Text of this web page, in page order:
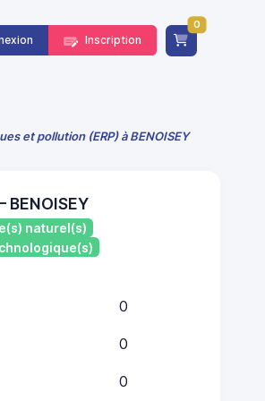
Inscription
0
et pollution (ERP) à BENOISEY
naturel(s)
0
0
0